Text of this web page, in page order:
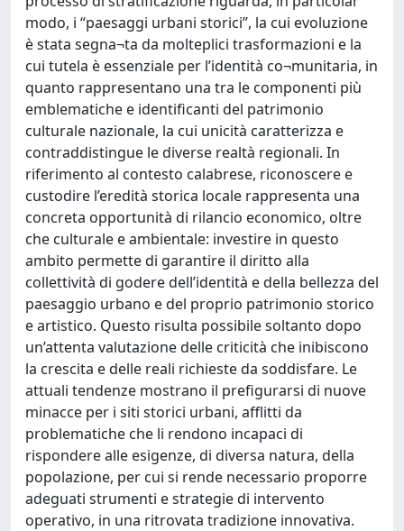
modo, i “paesaggi urbani storici”, la cui evoluzione
è stata segna¬ta da molteplici trasformazioni e la
cui tutela è essenziale per l’identità co¬munitaria, in
quanto rappresentano una tra le componenti più
emblematiche e identificanti del patrimonio
culturale nazionale, la cui unicità caratterizza e
contraddistingue le diverse realtà regionali. In
riferimento al contesto calabrese, riconoscere e
custodire l’eredità storica locale rappresenta una
concreta opportunità di rilancio economico, oltre
che culturale e ambientale: investire in questo
ambito permette di garantire il diritto alla
collettività di godere dell’identità e della bellezza del
paesaggio urbano e del proprio patrimonio storico
e artistico. Questo risulta possibile soltanto dopo
un’attenta valutazione delle criticità che inibiscono
la crescita e delle reali richieste da soddisfare. Le
attuali tendenze mostrano il prefigurarsi di nuove
minacce per i siti storici urbani, afflitti da
problematiche che li rendono incapaci di
rispondere alle esigenze, di diversa natura, della
popolazione, per cui si rende necessario proporre
adeguati strumenti e strategie di intervento
operativo, in una ritrovata tradizione innovativa.